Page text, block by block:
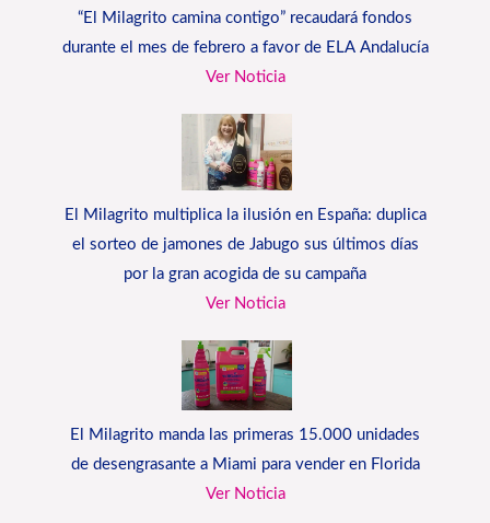
“El Milagrito camina contigo” recaudará fondos
durante el mes de febrero a favor de ELA Andalucía
Ver Noticia
El Milagrito multiplica la ilusión en España: duplica
el sorteo de jamones de Jabugo sus últimos días
por la gran acogida de su campaña
Ver Noticia
El Milagrito manda las primeras 15.000 unidades
de desengrasante a Miami para vender en Florida
Ver Noticia